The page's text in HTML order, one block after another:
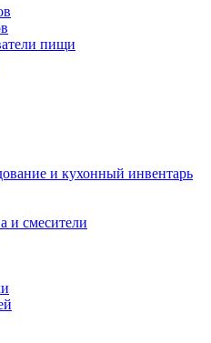
пищи
и кухонный инвентарь
и смесители